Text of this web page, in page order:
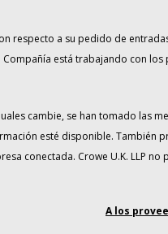
respecto a su pedido de
Compañía está trabajando con
cambie, se han tomado las
esté disponible. También
conectada. Crowe U.K. LLP
A los